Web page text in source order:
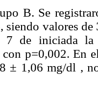
B. Se
siendo valores
de iniciada la
p=0,002. En
± 1,06 mg/dl ,